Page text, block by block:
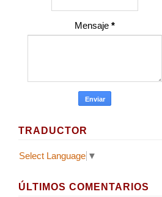
Mensaje *
TRADUCTOR
Select Language ▼
ÚLTIMOS COMENTARIOS